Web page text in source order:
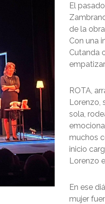
El
de la
Con una
Cutanda
ROTA,
Lorenzo,
sola,
muchos
inicio
Lorenzo
En ese
mujer